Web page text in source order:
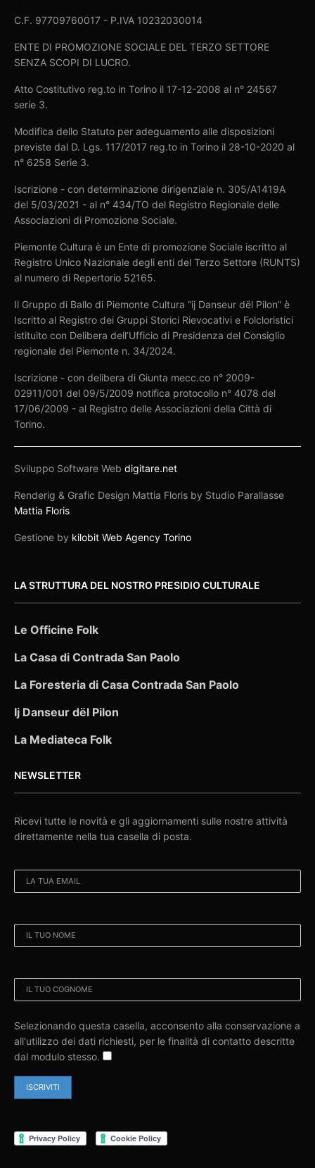
C.F. 97709760017 - P.IVA 10232030014
ENTE DI PROMOZIONE SOCIALE DEL TERZO SETTORE
SENZA SCOPI DI LUCRO.
Atto Costitutivo reg.to in Torino il 17-12-2008 al n° 24567
serie 3.
Modifica dello Statuto per adeguamento alle disposizioni
previste dal D. Lgs. 117/2017 reg.to in Torino il 28-10-2020 al
n° 6258 Serie 3.
Iscrizione - con determinazione dirigenziale n. 305/A1419A
del 5/03/2021 - al n° 434/TO del Registro Regionale delle
Associazioni di Promozione Sociale.
Piemonte Cultura è un Ente di promozione Sociale iscritto al
Registro Unico Nazionale degli enti del Terzo Settore (RUNTS)
al numero di Repertorio 52165.
Il Gruppo di Ballo di Piemonte Cultura “ij Danseur dël Pilon” è
Iscritto al Registro dei Gruppi Storici Rievocativi e Folcloristici
istituito con Delibera dell’Ufficio di Presidenza del Consiglio
regionale del Piemonte n. 34/2024.
Iscrizione - con delibera di Giunta mecc.co n° 2009-
02911/001 del 09/5/2009 notifica protocollo n° 4078 del
17/06/2009 - al Registro delle Associazioni della Città di
Torino.
Sviluppo Software Webdigitare.net
Renderig & Grafic Design Mattia Floris by Studio Parallasse
Mattia Floris
Gestione by kilobit Web Agency Torino
LA STRUTTURA DEL NOSTRO PRESIDIO CULTURALE
Le Officine Folk
La Casa di Contrada San Paolo
La Foresteria di Casa Contrada San Paolo
Ij Danseur dël Pilon
La Mediateca Folk
NEWSLETTER
Ricevi tutte le novità e gli aggiornamenti sulle nostre attività
direttamente nella tua casella di posta.
Selezionando questa casella, acconsento alla conservazione a
all'utilizzo dei dati richiesti, per le finalità di contatto descritte
dal modulo stesso.